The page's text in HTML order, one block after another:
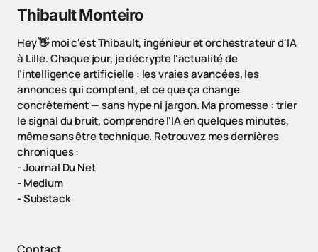
Thibault Monteiro
Hey 👋 moi c'est Thibault, ingénieur et orchestrateur d'IA
à Lille. Chaque jour, je décrypte l'actualité de
l'intelligence artificielle : les vraies avancées, les
annonces qui comptent, et ce que ça change
concrètement — sans hype ni jargon. Ma promesse : trier
le signal du bruit, comprendre l'IA en quelques minutes,
même sans être technique. Retrouvez mes dernières
chroniques :
-Journal Du Net
-Medium
-Substack